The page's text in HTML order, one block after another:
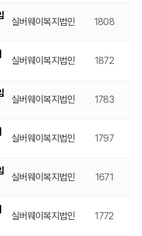
실버웨이복지법인 1808
실버웨이복지법인 1872
실버웨이복지법인 1783
실버웨이복지법인 1797
실버웨이복지법인 1671
실버웨이복지법인 1772